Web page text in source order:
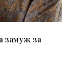
замуж за